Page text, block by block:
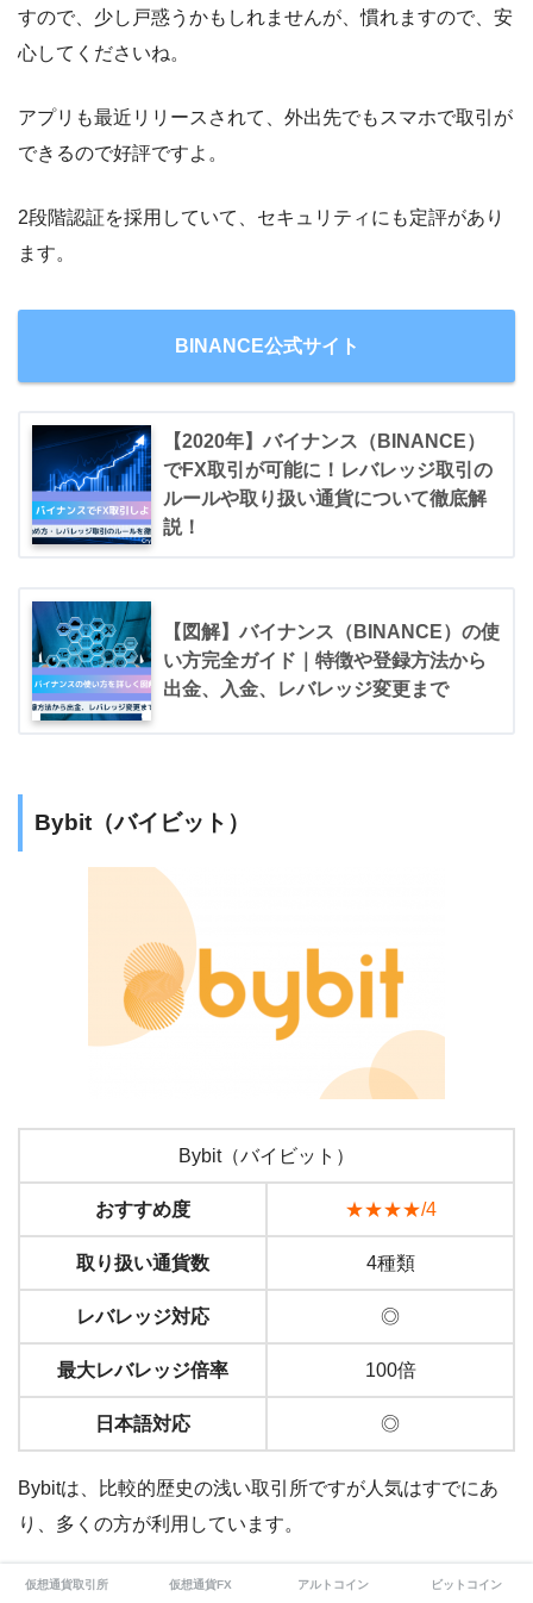
すので、少し戸惑うかもしれませんが、慣れますので、安
心してくださいね。
アプリも最近リリースされて、外出先でもスマホで取引が
できるので好評ですよ。
2段階認証を採用していて、セキュリティにも定評があり
ます。
BINANCE公式サイト
【2020年】バイナンス（BINANCE）
でFX取引が可能に！レバレッジ取引の
ルールや取り扱い通貨について徹底解
説！
【図解】バイナンス（BINANCE）の使
い方完全ガイド｜特徴や登録方法から
出金、入金、レバレッジ変更まで
Bybit（バイビット）
Bybit（バイビット）
おすすめ度 ★★★★/4
取り扱い通貨数 4種類
レバレッジ対応 ◎
最大レバレッジ倍率 100倍
日本語対応 ◎
Bybitは、比較的歴史の浅い取引所ですが人気はすでにあ
り、多くの方が利用しています。
もちろん、レバレッジにも対応していて、日本語にも対応
仮想通貨取引所 仮想通貨FX アルトコイン ビットコイン